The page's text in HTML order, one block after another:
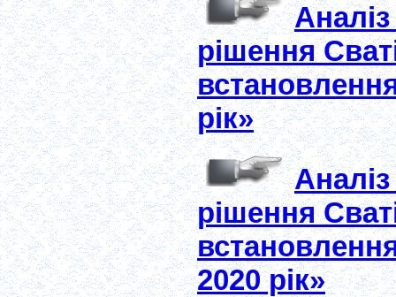
рішення
рік»
рішення
2020 рік»